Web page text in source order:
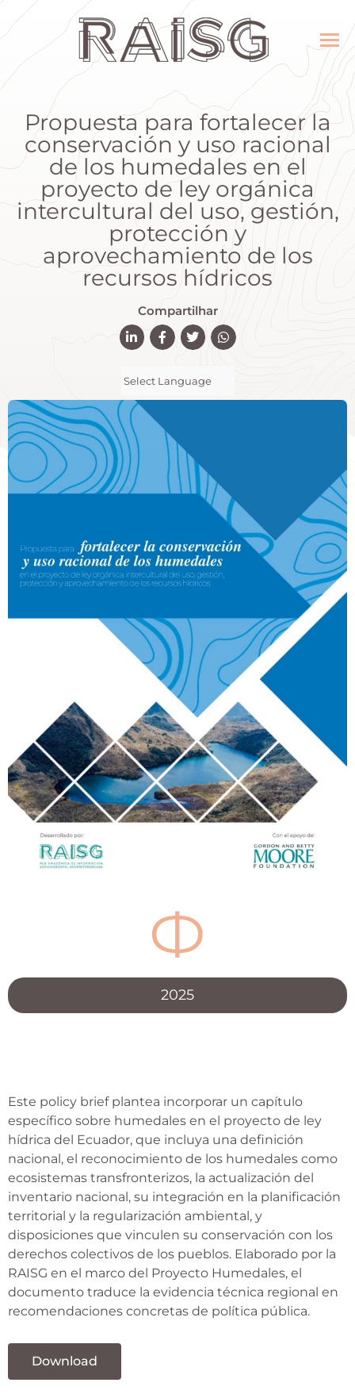
Propuesta para fortalecer la
conservación y uso racional
de los humedales en el
proyecto de ley orgánica
intercultural del uso, gestión,
protección y
aprovechamiento de los
recursos hídricos
Compartilhar
Powered by
Ф
2025
Este policy brief plantea incorporar un capítulo
específico sobre humedales en el proyecto de ley
hídrica del Ecuador, que incluya una definición
nacional, el reconocimiento de los humedales como
ecosistemas transfronterizos, la actualización del
inventario nacional, su integración en la planificación
territorial y la regularización ambiental, y
disposiciones que vinculen su conservación con los
derechos colectivos de los pueblos. Elaborado por la
RAISG en el marco del Proyecto Humedales, el
documento traduce la evidencia técnica regional en
recomendaciones concretas de política pública.
Download